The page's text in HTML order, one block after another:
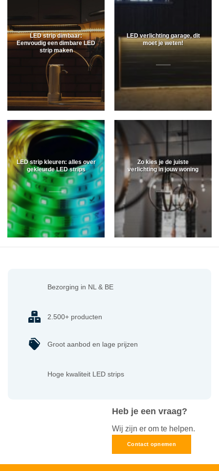
LED strip dimbaar:
Eenvoudig een dimbare LED
strip maken
LED verlichting garage, dit
moet je weten!
LED strip kleuren: alles over
gekleurde LED strips
Zo kies je de juiste
verlichting in jouw woning
Heb je een vraag?
Wij zijn er om te helpen.
Contact opnemen
Bezorging in NL & BE
2.500+ producten
Groot aanbod en lage prijzen
Hoge kwaliteit LED strips